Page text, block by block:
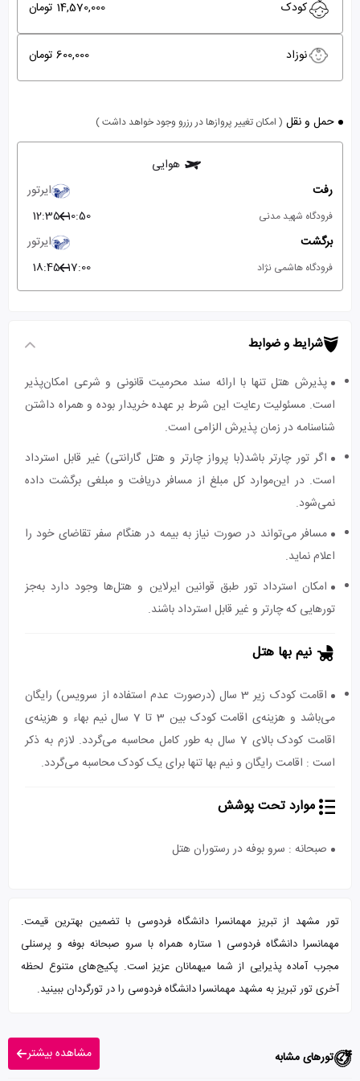
کودک 14,570,000 تومان
نوزاد 600,000 تومان
حمل و نقل ( امکان تغییر پروازها در رزرو وجود خواهد داشت )
هوایی
رفت
ایرتور
فرودگاه شهید مدنی 10:50
12:35
برگشت
ایرتور
فرودگاه هاشمی نژاد 17:00
18:45
شرایط و ضوابط
پذیرش هتل تنها با ارائه سند محرمیت قانونی و شرعی امکان‌پذیر
است. مسئولیت رعایت این شرط بر عهده خریدار بوده و همراه داشتن
شناسنامه در زمان پذیرش الزامی است.
اگر تور چارتر باشد(با پرواز چارتر و هتل گارانتی) غیر قابل استرداد
است. در این‌موارد کل مبلغ از مسافر دریافت و مبلغی برگشت داده
نمی‌شود.
مسافر می‌تواند در صورت نیاز به بیمه در هنگام سفر تقاضای خود را
اعلام نماید.
امکان استرداد تور طبق قوانین ایرلاین و هتل‌ها وجود دارد به‌جز
تورهایی که چارتر و غیر قابل استرداد باشند.
نیم بها هتل
اقامت کودک زیر 3 سال (درصورت عدم استفاده از سرویس) رایگان
می‌باشد و هزینه‌ی اقامت کودک بین 3 تا 7 سال نیم بهاء و هزینه‌ی
اقامت کودک بالای 7 سال به طور کامل محاسبه می‌گردد. لازم به ذکر
است : اقامت رایگان و نیم بها تنها برای یک کودک محاسبه می‌گردد.
موارد تحت پوشش
صبحانه : سرو بوفه در رستوران هتل
تور مشهد از تبریز مهمانسرا دانشگاه فردوسی با تضمین بهترین قیمت.
مهمانسرا دانشگاه فردوسی 1 ستاره همراه با سرو صبحانه بوفه و پرسنلی
مجرب آماده پذیرایی از شما میهمانان عزیز است. پکیج‌های متنوع لحظه
آخری تور تبریز به مشهد مهمانسرا دانشگاه فردوسی را در تورگردان ببینید.
تورهای مشابه مشاهده بیشتر